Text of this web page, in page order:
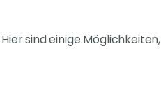
sind einige